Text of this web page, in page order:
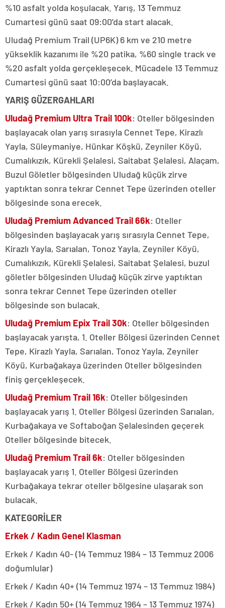
%10 asfalt yolda koşulacak. Yarış, 13 Temmuz
Cumartesi günü saat 09:00’da start alacak.
Uludağ Premium Trail (UP6K) 6 km ve 210 metre
yükseklik kazanımı ile %20 patika, %60 single track ve
%20 asfalt yolda gerçekleşecek. Mücadele 13 Temmuz
Cumartesi günü saat 10:00’da başlayacak.
YARIŞ GÜZERGAHLARI
Uludağ Premium Ultra Trail 100k: Oteller bölgesinden
başlayacak olan yarış sırasıyla Cennet Tepe, Kirazlı
Yayla, Süleymaniye, Hünkar Köşkü, Zeyniler Köyü,
Cumalıkızık, Kürekli Şelalesi, Saitabat Şelalesi, Alaçam,
Buzul Göletler bölgesinden Uludağ küçük zirve
yaptıktan sonra tekrar Cennet Tepe üzerinden oteller
bölgesinde sona erecek.
Uludağ Premium Advanced Trail 66k: Oteller
bölgesinden başlayacak yarış sırasıyla Cennet Tepe,
Kirazlı Yayla, Sarıalan, Tonoz Yayla, Zeyniler Köyü,
Cumalıkızık, Kürekli Şelalesi, Saitabat Şelalesi, buzul
göletler bölgesinden Uludağ küçük zirve yaptıktan
sonra tekrar Cennet Tepe üzerinden oteller
bölgesinde son bulacak.
Uludağ Premium Epix Trail 30k: Oteller bölgesinden
başlayacak yarışta, 1. Oteller Bölgesi üzerinden Cennet
Tepe, Kirazlı Yayla, Sarıalan, Tonoz Yayla, Zeyniler
Köyü, Kurbağakaya üzerinden Oteller bölgesinden
finiş gerçekleşecek.
Uludağ PremiumTrail 16k: Oteller bölgesinden
başlayacak yarış 1. Oteller Bölgesi üzerinden Sarıalan,
Kurbağakaya ve Softaboğan Şelalesinden geçerek
Oteller bölgesinde bitecek.
Uludağ PremiumTrail 6k: Oteller bölgesinden
başlayacak yarış 1. Oteller Bölgesi üzerinden
Kurbağakaya tekrar oteller bölgesine ulaşarak son
bulacak.
KATEGORİLER
Erkek / Kadın Genel Klasman
Erkek / Kadın 40- (14 Temmuz 1984 – 13 Temmuz 2006
doğumlular)
Erkek / Kadın 40+ (14 Temmuz 1974 – 13 Temmuz 1984)
Erkek / Kadın 50+ (14 Temmuz 1964 – 13 Temmuz 1974)